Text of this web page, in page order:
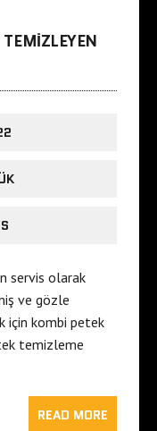
servis olarak
ve gözle
için kombi petek
temizleme
READ MORE